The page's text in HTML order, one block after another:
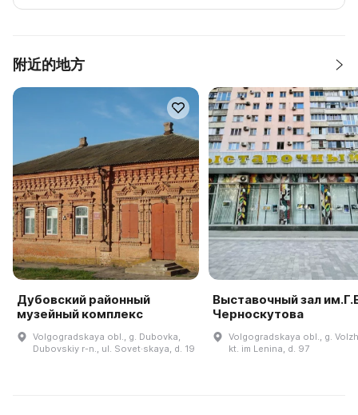
附近的地方
Дубовский районный
музейный комплекс
Volgogradskaya obl., g. Dubovka,
Dubovskiy r-n., ul. Sovet·skaya, d. 19
Выставочный зал
Черноскутова
Volgogradskaya obl., g.
kt. im Lenina, d. 97